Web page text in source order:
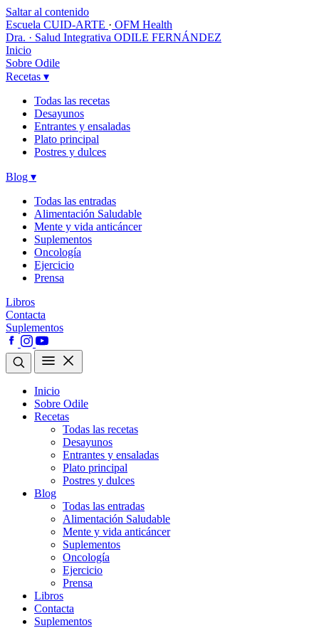
Saltar al contenido
Escuela CUID-ARTE · OFM Health
Dra. · Salud Integrativa ODILE FERNÁNDEZ
Inicio
Sobre Odile
Recetas ▾
Todas las recetas
Desayunos
Entrantes y ensaladas
Plato principal
Postres y dulces
Blog ▾
Todas las entradas
Alimentación Saludable
Mente y vida anticáncer
Suplementos
Oncología
Ejercicio
Prensa
Libros
Contacta
Suplementos
Inicio
Sobre Odile
Recetas
Todas las recetas
Desayunos
Entrantes y ensaladas
Plato principal
Postres y dulces
Blog
Todas las entradas
Alimentación Saludable
Mente y vida anticáncer
Suplementos
Oncología
Ejercicio
Prensa
Libros
Contacta
Suplementos